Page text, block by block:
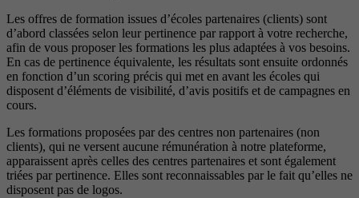
Les offres de formation issues d’écoles partenaires (clients) sont
d’abord classées selon leur pertinence par rapport à votre recherche,
afin de vous proposer les formations les plus adaptées à vos besoins.
En cas de pertinence équivalente, les résultats sont ensuite ordonnés
en fonction d’un scoring précis qui met en avant les écoles qui
disposent d’éléments de visibilité, d’avis positifs et de campagnes en
cours.
Les formations proposées par des centres non partenaires (non
clients), qui ne versent aucune rémunération à notre plateforme,
apparaissent après celles des centres partenaires et sont également
triées par pertinence. Elles sont reconnaissables par le fait qu’elles ne
disposent pas de logos.